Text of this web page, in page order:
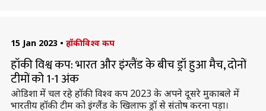
15 Jan 2023 • हॉकी विश्व कप
हॉकी विश्व कप: भारत और इंग्लैंड के बीच ड्रॉ हुआ मैच, दोनों
टीमों को 1-1 अंक
ओडिशा में चल रहे हॉकी विश्व कप 2023 के अपने दूसरे मुकाबले में
भारतीय हॉकी टीम को इंग्लैंड के खिलाफ ड्रॉ से संतोष करना पड़ा।